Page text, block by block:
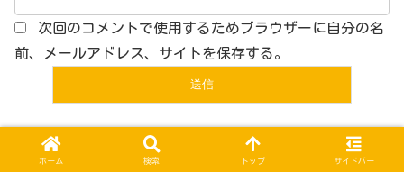
次回のコメントで使用するためブラウザーに自分の名
前、メールアドレス、サイトを保存する。
ホーム ⑤巻末コメント置き場
ホーム 検索 トップ サイドバー